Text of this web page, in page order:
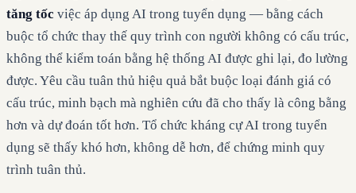
tăng tốc việc áp dụng AI trong tuyển dụng — bằng cách
buộc tổ chức thay thế quy trình con người không có cấu trúc,
không thể kiểm toán bằng hệ thống AI được ghi lại, đo lường
được. Yêu cầu tuân thủ hiệu quả bắt buộc loại đánh giá có
cấu trúc, minh bạch mà nghiên cứu đã cho thấy là công bằng
hơn và dự đoán tốt hơn. Tổ chức kháng cự AI trong tuyển
dụng sẽ thấy khó hơn, không dễ hơn, để chứng minh quy
trình tuân thủ.